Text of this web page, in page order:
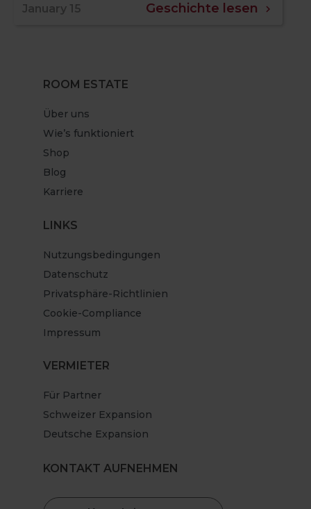
January 15 Geschichte lesen
ROOM ESTATE
Über uns
Wie’s funktioniert
Shop
Blog
Karriere
LINKS
Nutzungsbedingungen
Datenschutz
Privatsphäre-Richtlinien
Cookie-Compliance
Impressum
VERMIETER
Für Partner
Schweizer Expansion
Deutsche Expansion
KONTAKT AUFNEHMEN